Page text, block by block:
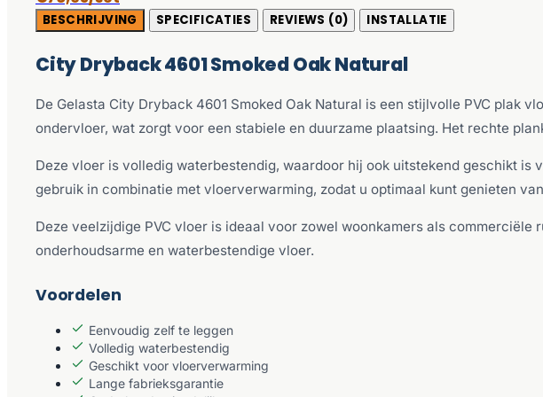
BESCHRIJVING SPECIFICATIES REVIEWS (0) INSTALLATIE
City Dryback 4601 Smoked Oak Natural
De Gelasta City Dryback 4601 Smoked Oak Natural is een stijlvolle PVC plak
ondervloer, wat zorgt voor een stabiele en duurzame plaatsing. Het rechte
Deze vloer is volledig waterbestendig, waardoor hij ook uitstekend geschikt
gebruik in combinatie met vloerverwarming, zodat u optimaal kunt genieten
Deze veelzijdige PVC vloer is ideaal voor zowel woonkamers als
onderhoudsarme en waterbestendige vloer.
Voordelen
Eenvoudig zelf te leggen
Volledig waterbestendig
Geschikt voor vloerverwarming
Lange fabrieksgarantie